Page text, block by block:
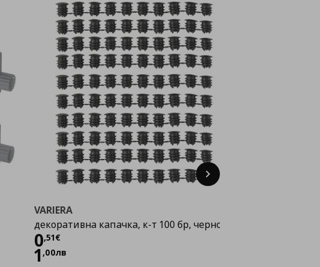
VARIERA
декоративна капачка, к-т 100 бр, черно
0,51€
Цена
1,00лв
Next